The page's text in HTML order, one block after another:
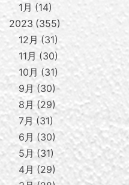
1月
14
2023 355
12月
31
11月
30
10月
31
9月 30
8月 29
7月
31
6月
30
5月 31
4月
29